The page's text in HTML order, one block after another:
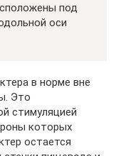
под
оси
в норме вне
Это
стимуляцией
которых
остается